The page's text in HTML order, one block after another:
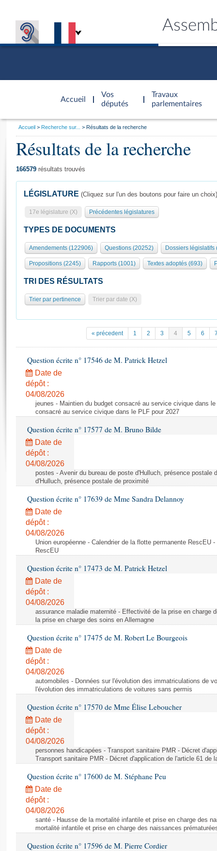
Accueil
d'accueil
Vos
députés
Travaux
parlementaires
Présidence
577 députés
Groupes politiques
Séance publique
Commissions et autres organes
Europe et International
Pétitions
Projets de loi
Propositions de loi
Amendements
Textes adoptés
Rapports législatifs
Rapports sur l'application des lois
Baromètre de l’application des lois
Dossiers législatifs
Budget et sécurité sociale
Questions écrites et orales
Comptes rendus des débats
Général
Rôle et pouvoirs de l'Assemblée
Organisation de l'Assemblée
Présidence Conférence des Présidents Bureau Collège des
Statistiques et chiffres clés
Documents de référence
( Constitution | Règlement de l'Assemblée ... )
Histoire
Juniors
Anciennes législatures
Visiter l'Assemblée
Visite virtuelle du palais Bourbon
Assister à une séance
Contacts et plan d'accès
Photos libres de droit
Vous
Accueil Recherche sur... Résultats de la recherche
Résultats de la recherche
166579 résultats trouvés
LÉGISLATURE (Cliquez sur l'un des boutons pour faire un choix)
17e législature (X) Précédentes législatures
TYPES DE DOCUMENTS
Amendements (122906) Questions (20252) Dossiers législatifs
Propositions (2245) Rapports (1001) Textes adoptés (693)
TRI DES RÉSULTATS
Trier par pertinence Trier par date (X)
« précedent 1 2 3 4 5 6
Question écrite n° 17546 de M. Patrick Hetzel
Date de
dépôt :
04/08/2026
jeunes - Maintien du budget consacré au service civique dans
consacré au service civique dans le PLF pour 2027
Question écrite n° 17577 de M. Bruno Bilde
Date de
dépôt :
04/08/2026
postes - Avenir du bureau de poste d'Hulluch, présence postale
d'Hulluch, présence postale de proximité
Question écrite n° 17639 de Mme Sandra Delannoy
Date de
dépôt :
04/08/2026
Union européenne - Calendrier de la flotte permanente RescEU
RescEU
Question écrite n° 17473 de M. Patrick Hetzel
Date de
dépôt :
04/08/2026
assurance maladie maternité - Effectivité de la prise en charge
la prise en charge des soins en Allemagne
Question écrite n° 17475 de M. Robert Le Bourgeois
Date de
dépôt :
04/08/2026
automobiles - Données sur l'évolution des immatriculations de
l'évolution des immatriculations de voitures sans permis
Question écrite n° 17570 de Mme Élise Leboucher
Date de
dépôt :
04/08/2026
personnes handicapées - Transport sanitaire PMR - Décret
Transport sanitaire PMR - Décret d'application de l'article 61 de
Question écrite n° 17600 de M. Stéphane Peu
Date de
dépôt :
04/08/2026
santé - Hausse de la mortalité infantile et prise en charge des
mortalité infantile et prise en charge des naissances
Question écrite n° 17596 de M. Pierre Cordier